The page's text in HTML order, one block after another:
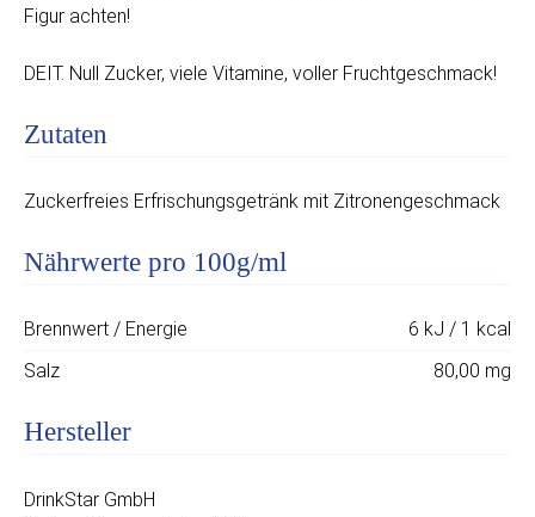
Figur achten!
DEIT. Null Zucker, viele Vitamine, voller Fruchtgeschmack!
Zutaten
Zuckerfreies Erfrischungsgetränk mit Zitronengeschmack
Nährwerte pro 100g/ml
Brennwert / Energie
6 kJ / 1 kcal
Salz
80,00 mg
Hersteller
DrinkStar GmbH